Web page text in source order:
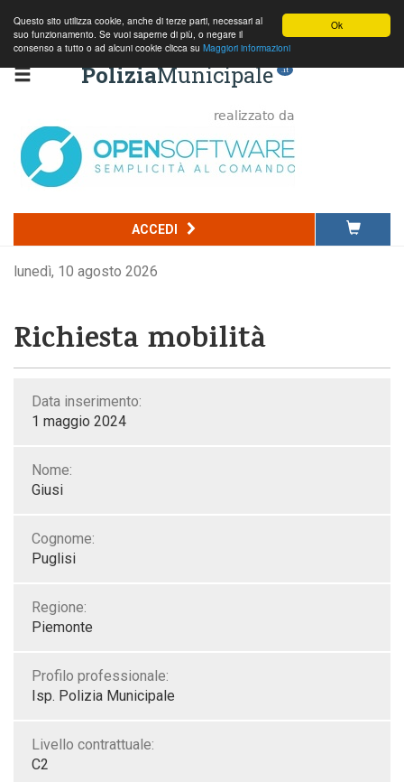
Ok
Questo sito utilizza cookie, anche di terze parti, necessari al
suo funzionamento. Se vuoi saperne di più, o negare il
consenso a tutto o ad alcuni cookie clicca su Maggiori informazioni
PoliziaMunicipale .it
ACCEDI
lunedì, 10 agosto 2026
Richiesta mobilità
Data inserimento:
1 maggio 2024
Nome:
Giusi
Cognome:
Puglisi
Regione:
Piemonte
Profilo professionale:
Isp. Polizia Municipale
Livello contrattuale:
C2